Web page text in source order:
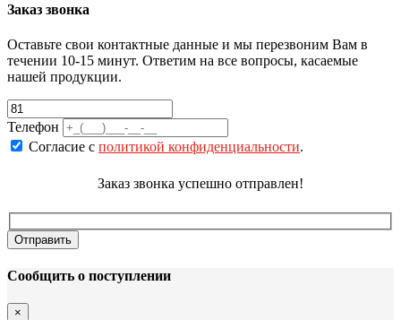
Заказ звонка
Оставьте свои контактные данные и мы перезвоним Вам в
течении 10-15 минут. Ответим на все вопросы, касаемые
нашей продукции.
Телефон
Согласие с политикой конфиденциальности.
Заказ звонка успешно отправлен!
Сообщить о поступлении
×